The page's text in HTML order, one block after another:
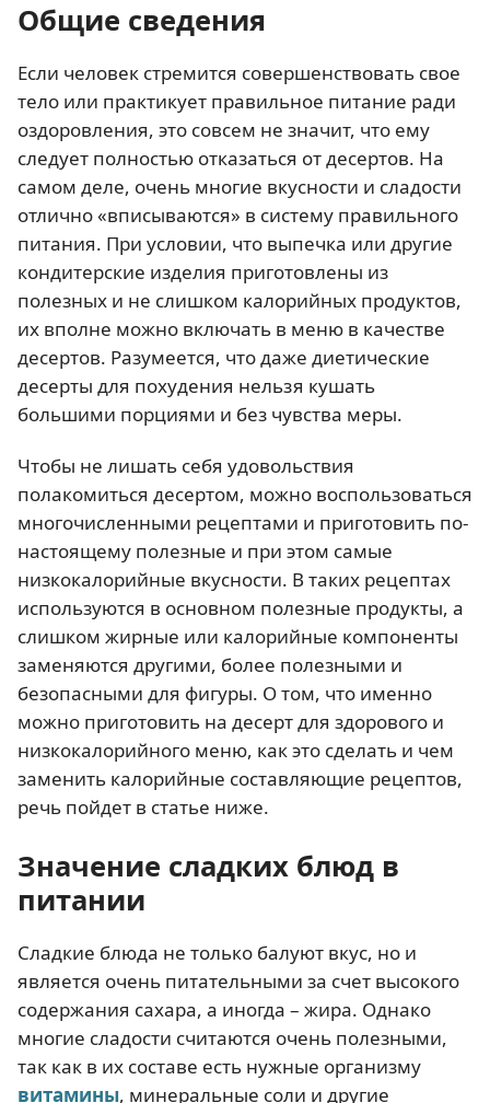
Общие сведения
Если человек стремится совершенствовать свое
тело или практикует правильное питание ради
оздоровления, это совсем не значит, что ему
следует полностью отказаться от десертов. На
самом деле, очень многие вкусности и сладости
отлично «вписываются» в систему правильного
питания. При условии, что выпечка или другие
кондитерские изделия приготовлены из
полезных и не слишком калорийных продуктов,
их вполне можно включать в меню в качестве
десертов. Разумеется, что даже диетические
десерты для похудения нельзя кушать
большими порциями и без чувства меры.
Чтобы не лишать себя удовольствия
полакомиться десертом, можно воспользоваться
многочисленными рецептами и приготовить по-
настоящему полезные и при этом самые
низкокалорийные вкусности. В таких рецептах
используются в основном полезные продукты, а
слишком жирные или калорийные компоненты
заменяются другими, более полезными и
безопасными для фигуры. О том, что именно
можно приготовить на десерт для здорового и
низкокалорийного меню, как это сделать и чем
заменить калорийные составляющие рецептов,
речь пойдет в статье ниже.
Значение сладких блюд в
питании
Сладкие блюда не только балуют вкус, но и
является очень питательными за счет высокого
содержания сахара, а иногда – жира. Однако
многие сладости считаются очень полезными,
так как в их составе есть нужные организму
витамины, минеральные соли и другие